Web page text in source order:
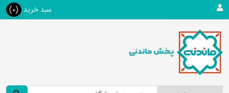
سبد خرید (0)